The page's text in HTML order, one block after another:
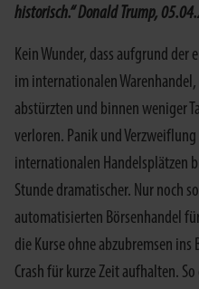
historisch.“ Donald Trump,
Kein Wunder, dass aufgrund
im internationalen
abstürzten und binnen weniger
verloren. Panik und Verzweiflung
internationalen Handelsplätzen
Stunde dramatischer. Nur noch
automatisierten Börsenhandel
die Kurse ohne abzubremsen
Crash für kurze Zeit aufhalten.